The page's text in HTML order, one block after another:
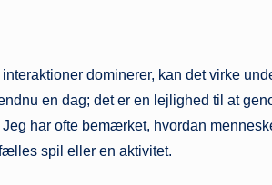
interaktioner dominerer, kan det virke
en dag; det er en lejlighed til at
har ofte bemærket, hvordan
spil eller en aktivitet.